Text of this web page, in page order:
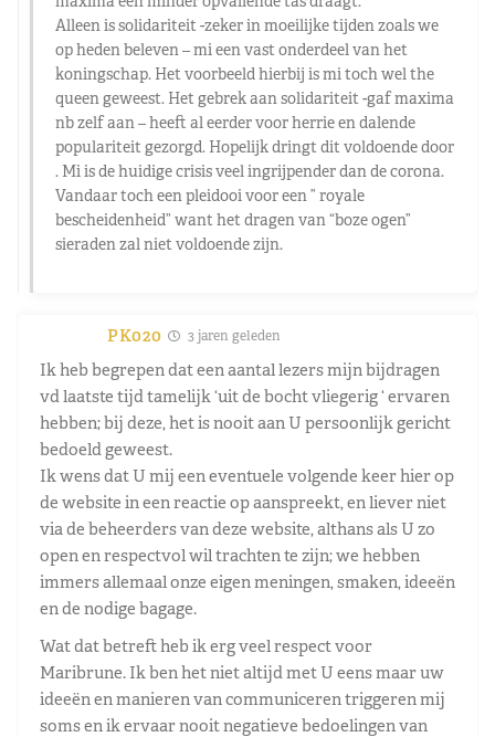
Alleen is solidariteit -zeker in moeilijke tijden zoals we
op heden beleven – mi een vast onderdeel van het
koningschap. Het voorbeeld hierbij is mi toch wel the
queen geweest. Het gebrek aan solidariteit -gaf maxima
nb zelf aan – heeft al eerder voor herrie en dalende
populariteit gezorgd. Hopelijk dringt dit voldoende door
. Mi is de huidige crisis veel ingrijpender dan de corona.
Vandaar toch een pleidooi voor een ” royale
bescheidenheid” want het dragen van “boze ogen”
sieraden zal niet voldoende zijn.
PK020 3 jaren geleden
Ik heb begrepen dat een aantal lezers mijn bijdragen
vd laatste tijd tamelijk ‘uit de bocht vliegerig ‘ ervaren
hebben; bij deze, het is nooit aan U persoonlijk gericht
bedoeld geweest.
Ik wens dat U mij een eventuele volgende keer hier op
de website in een reactie op aanspreekt, en liever niet
via de beheerders van deze website, althans als U zo
open en respectvol wil trachten te zijn; we hebben
immers allemaal onze eigen meningen, smaken, ideeën
en de nodige bagage.
Wat dat betreft heb ik erg veel respect voor
Maribrune. Ik ben het niet altijd met U eens maar uw
ideeën en manieren van communiceren triggeren mij
soms en ik ervaar nooit negatieve bedoelingen van